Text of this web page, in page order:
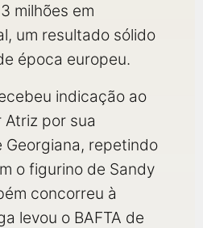
milhões em
um resultado sólido
época europeu.
indicação ao
por sua
repetindo
o figurino de Sandy
concorreu à
levou o BAFTA de